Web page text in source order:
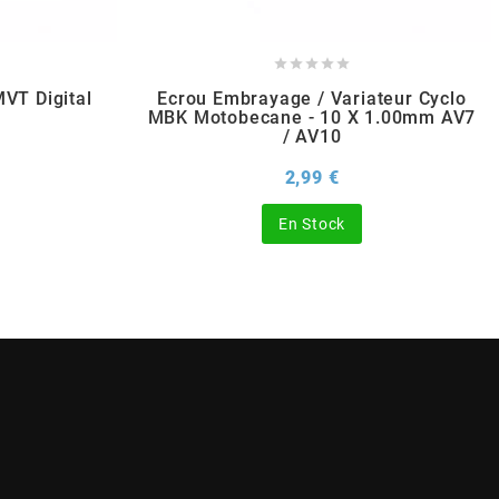
Digital
    
Ecrou Embrayage / Variateur Cyclo
MBK Motobecane - 10 X 1.00mm AV7
/ AV10
2,99 €Prix
En Stock